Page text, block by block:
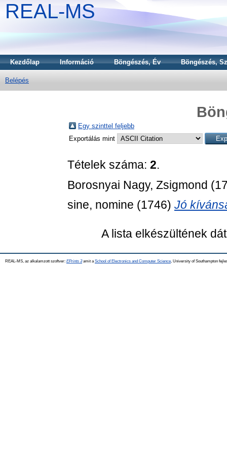
REAL-MS
Kezdőlap Információ Böngészés, Év Böngészés,
Belépés
Egy szinttel feljebb
Exportálás mint
Tételek száma: 2.
Borosnyai Nagy, Zsigmond
sine, nomine (1746) Jó
A lista elkészültének
REAL-MS, az alkalamzott szoftver: EPrints 3amit a School of Electronics and Computer Science , University of Southampton